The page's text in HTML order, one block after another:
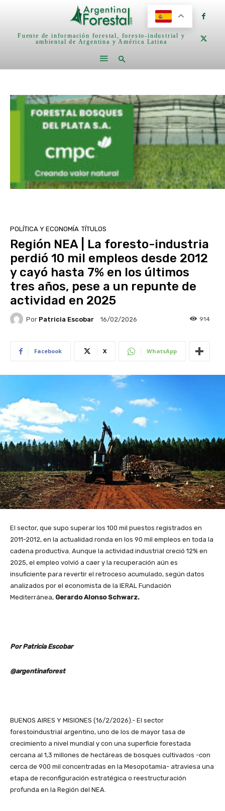
Fuente de información forestal, foresto-industrial y
ambiental de Argentina y América Latina
POLÍTICA Y ECONOMÍA TÍTULOS
Región NEA | La foresto-industria
perdió 10 mil empleos desde 2012
y cayó hasta 7% en los últimos
tres años, pese a un repunte de
actividad en 2025
Por Patricia Escobar 16/02/2026 914
Facebook X WhatsApp
El sector, que supo superar los 100 mil puestos registrados en
2011-2012, en la actualidad ronda en los 90 mil empleos en toda la
cadena productiva. Aunque la actividad industrial creció 12% en
2025, el empleo volvió a caer y la recuperación aún es
insuficiente para revertir el retroceso acumulado, según datos
analizados por el economista de la IERAL Fundación
Mediterránea, Gerardo Alonso Schwarz.
Por Patricia Escobar
@argentinaforest
BUENOS AIRES Y MISIONES (16/2/2026).- El sector
forestoindustrial argentino, uno de los de mayor tasa de
crecimiento a nivel mundial y con una superficie forestada
cercana al 1,3 millones de hectáreas de bosques cultivados -con
cerca de 900 mil concentradas en la Mesopotamia- atraviesa una
etapa de reconfiguración estratégica o reestructuración
profunda en la Región del NEA.